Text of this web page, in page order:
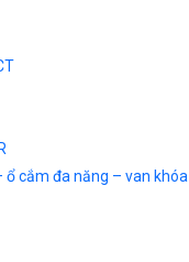
cắm đa năng – van khóa